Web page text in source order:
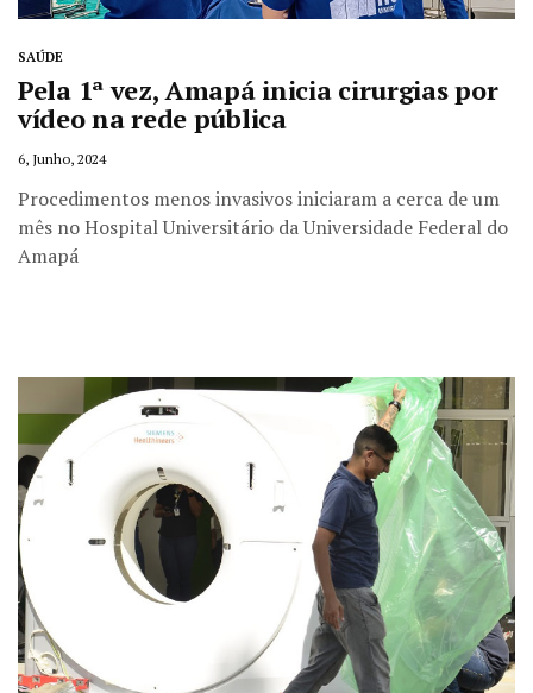
SAÚDE
Pela 1ª vez, Amapá inicia cirurgias por
vídeo na rede pública
6, Junho, 2024
Procedimentos menos invasivos iniciaram a cerca de um
mês no Hospital Universitário da Universidade Federal do
Amapá